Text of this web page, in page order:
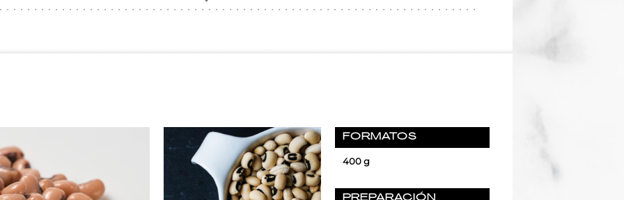
FORMATOS
400 g